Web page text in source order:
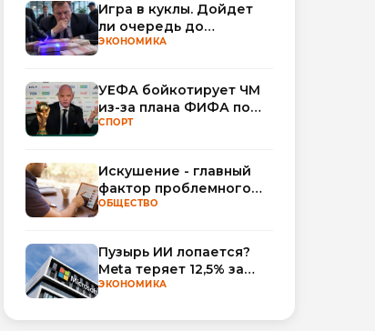
Игра в куклы. Дойдет
ли очередь до
Миллера?
ЭКОНОМИКА
УЕФА бойкотирует ЧМ
из-за плана ФИФА по
привлечению частных
СПОРТ
Искушение - главный
фактор проблемного
использования
ОБЩЕСТВО
Пузырь ИИ лопается?
Meta теряет 12,5% за
неделю, а Microsoft и
ЭКОНОМИКА